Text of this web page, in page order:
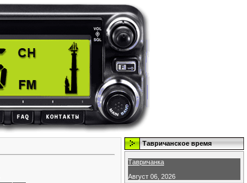
Тавричанское время
Тавричанка
Август 06, 2026